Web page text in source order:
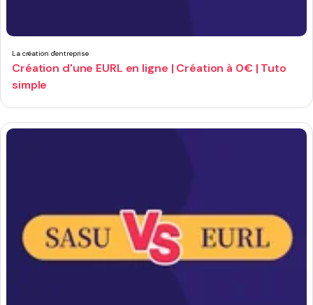
La création d'entreprise
Création d'une EURL en ligne | Création à 0€ | Tuto
simple